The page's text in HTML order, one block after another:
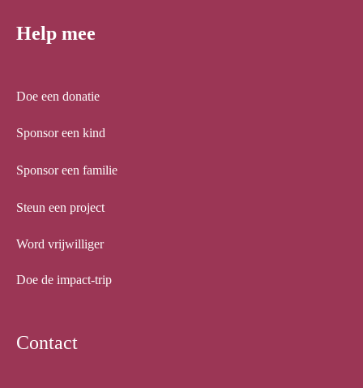
Contact
Help mee
Doe een donatie
Sponsor een kind
Sponsor een familie
Steun een project
Word vrijwilliger
Doe de impact-trip